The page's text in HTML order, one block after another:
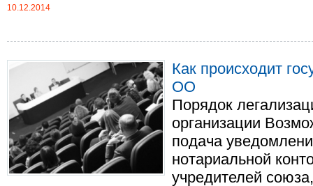
10.12.2014
Как происходит
ОО
Порядок
организации
подача
нотариальной
учредителей